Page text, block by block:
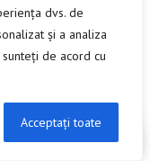
dvs. de
și a analiza
sunteți de acord cu
Acceptați toate